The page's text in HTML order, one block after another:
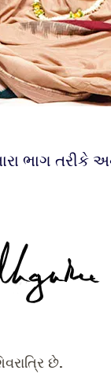
ભાગ તરીકે
છે.